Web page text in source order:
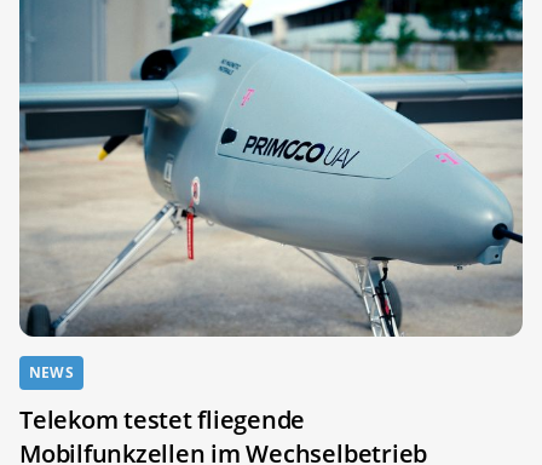
NEWS
Telekom testet fliegende
Mobilfunkzellen im Wechselbetrieb